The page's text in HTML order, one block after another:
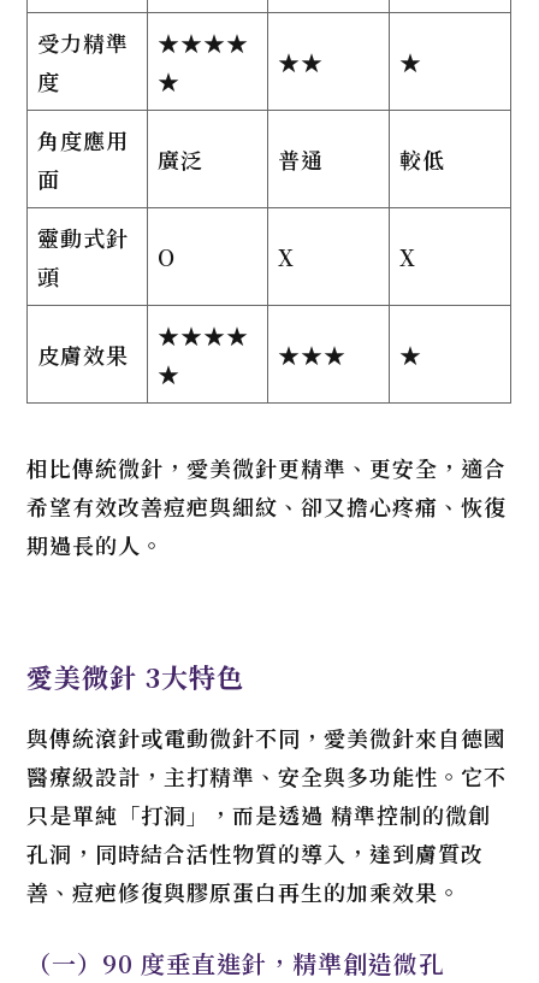
受力精準
度
★★★★
★
★★ ★
角度應用
面
廣泛 普通 較低
靈動式針
頭
O X X
皮膚效果
★★★★
★
★★★ ★
相比傳統微針，愛美微針更精準、更安全，適合
希望有效改善痘疤與細紋、卻又擔心疼痛、恢復
期過長的人。
愛美微針 3大特色
與傳統滾針或電動微針不同，愛美微針來自德國
醫療級設計，主打精準、安全與多功能性。它不
只是單純「打洞」，而是透過 精準控制的微創
孔洞，同時結合活性物質的導入，達到膚質改
善、痘疤修復與膠原蛋白再生的加乘效果。
（一）90 度垂直進針，精準創造微孔